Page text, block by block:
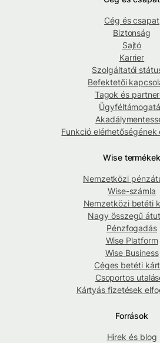
Cég és csapat
Biztonság
Sajtó
Karrier
Szolgáltatói
Befektetői
Tagok és
Funkció elérhetőségének
Wise termékek
Nemzetközi
Wise-számla
Nemzetközi betéti
Nagy összegű
Pénzfogadás
Wise Platform
Wise Business
Céges betéti
Csoportos
Kártyás fizetések
Források
Hírek és blog